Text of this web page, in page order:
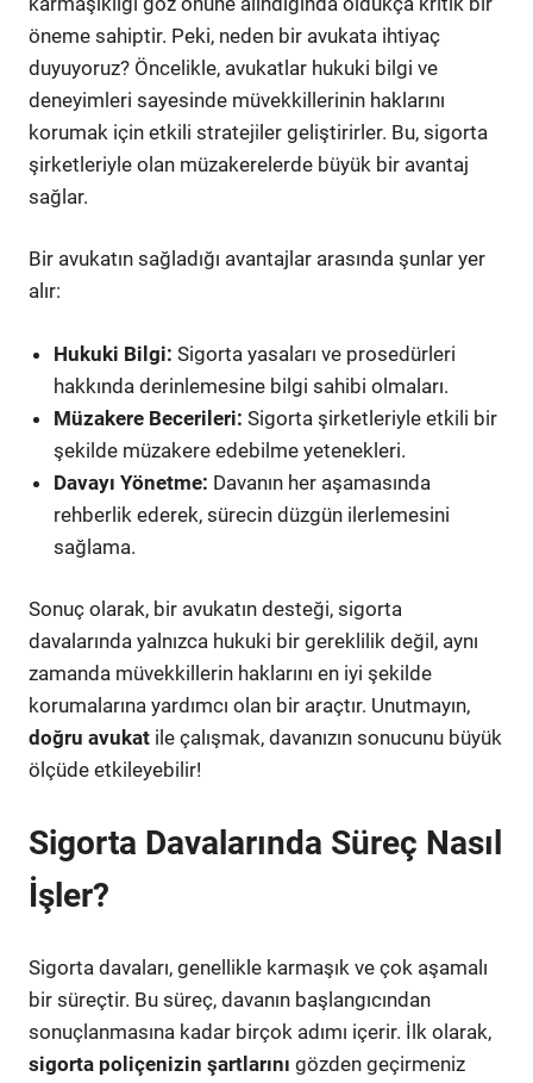
öneme sahiptir. Peki, neden bir avukata ihtiyaç
duyuyoruz? Öncelikle, avukatlar hukuki bilgi ve
deneyimleri sayesinde müvekkillerinin haklarını
korumak için etkili stratejiler geliştirirler. Bu, sigorta
şirketleriyle olan müzakerelerde büyük bir avantaj
sağlar.
Bir avukatın sağladığı avantajlar arasında şunlar yer
alır:
Hukuki Bilgi: Sigorta yasaları ve prosedürleri
hakkında derinlemesine bilgi sahibi olmaları.
Müzakere Becerileri: Sigorta şirketleriyle etkili bir
şekilde müzakere edebilme yetenekleri.
Davayı Yönetme: Davanın her aşamasında
rehberlik ederek, sürecin düzgün ilerlemesini
sağlama.
Sonuç olarak, bir avukatın desteği, sigorta
davalarında yalnızca hukuki bir gereklilik değil, aynı
zamanda müvekkillerin haklarını en iyi şekilde
korumalarına yardımcı olan bir araçtır. Unutmayın,
doğru avukat ile çalışmak, davanızın sonucunu büyük
ölçüde etkileyebilir!
Sigorta Davalarında Süreç Nasıl
İşler?
Sigorta davaları, genellikle karmaşık ve çok aşamalı
bir süreçtir. Bu süreç, davanın başlangıcından
sonuçlanmasına kadar birçok adımı içerir. İlk olarak,
sigorta poliçenizin şartlarını gözden geçirmeniz